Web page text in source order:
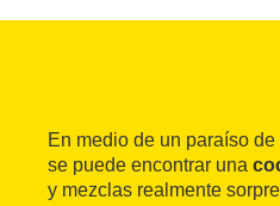
En medio de un paraíso
se puede encontrar una
y mezclas realmente